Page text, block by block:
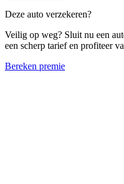
Deze auto verzekeren?
Veilig op weg? Sluit nu een
een scherp tarief en profiteer
Bereken premie